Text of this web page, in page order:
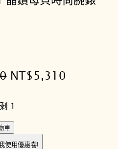
原
價
格
：
NT$ 5,310
1
車
使用優惠卷!